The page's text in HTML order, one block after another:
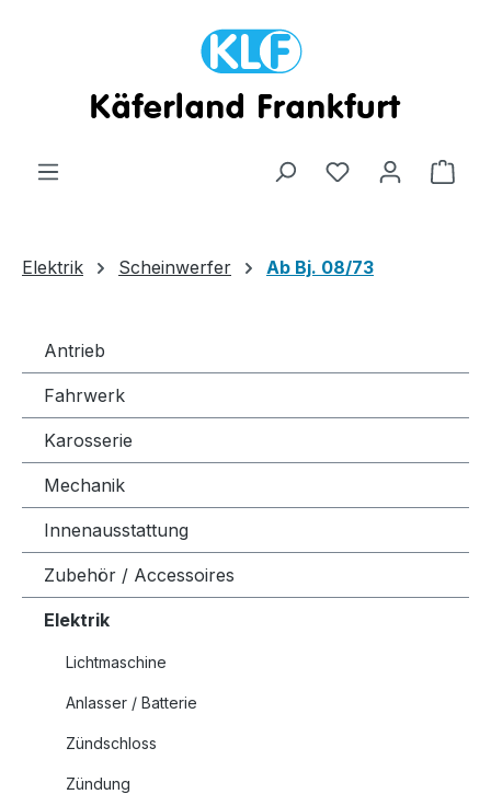
Zum Hauptinhalt springen
Elektrik Scheinwerfer Ab Bj. 08/73
Antrieb
Fahrwerk
Karosserie
Mechanik
Innenausstattung
Zubehör / Accessoires
Elektrik
Lichtmaschine
Anlasser / Batterie
Zündschloss
Zündung